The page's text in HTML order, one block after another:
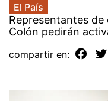
El País
Representantes
Colón pedirán
compartir en: